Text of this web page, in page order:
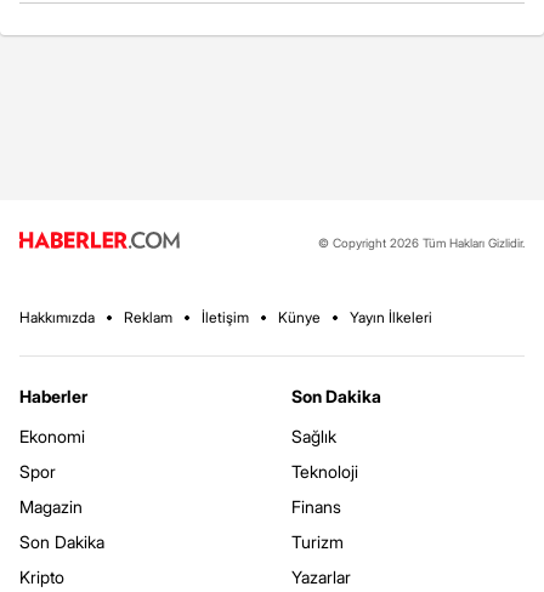
© Copyright 2026 Tüm Hakları Gizlidir.
Hakkımızda Reklam İletişim Künye Yayın İlkeleri
Haberler
Ekonomi
Spor
Magazin
Son Dakika
Kripto
Son Dakika
Sağlık
Teknoloji
Finans
Turizm
Yazarlar